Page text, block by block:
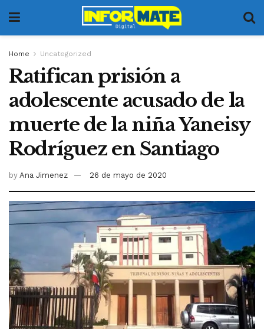
Home Uncategorized
Ratifican prisión a
adolescente acusado de la
muerte de la niña Yaneisy
Rodríguez en Santiago
by Ana Jimenez 26 de mayo de 2020